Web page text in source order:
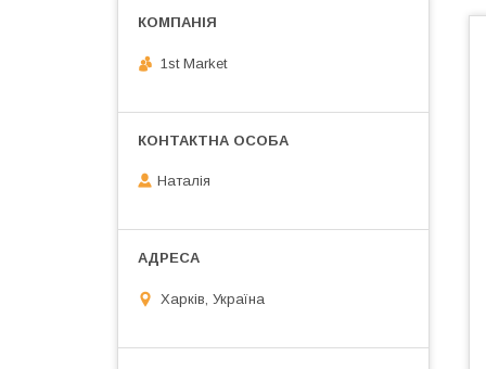
1st Market
Наталія
Харків, Україна